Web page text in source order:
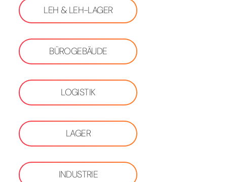
LEH & LEH-LAGER
BÜROGEBÄUDE
LOGISTIK
LAGER
INDUSTRIE